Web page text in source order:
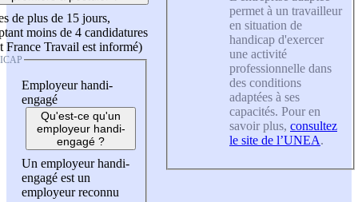
de plus de 15 jours,
moins de 4 candidatures
France Travail est informé)
Employeur handi-
engagé
Qu'est-ce qu'un
employeur handi-
engagé ?
Un employeur handi-
engagé est un
employeur reconnu
permet à un travailleur
en situation de
handicap d'exercer
une activité
professionnelle dans
des conditions
adaptées à ses
capacités. Pour en
savoir plus, consultez
le site de l’UNEA.